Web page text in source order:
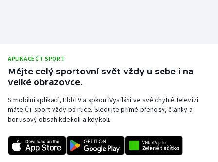
Ragby
Rychlobruslení
Rychlostní kanoistika
Short track
APLIKACE ČT SPORT
Mějte celý sportovní svět vždy u sebe i na
velké obrazovce.
S mobilní aplikací, HbbTV a apkou iVysílání ve své chytré televizi
máte ČT sport vždy po ruce. Sledujte přímé přenosy, články a
bonusový obsah kdekoli a kdykoli.